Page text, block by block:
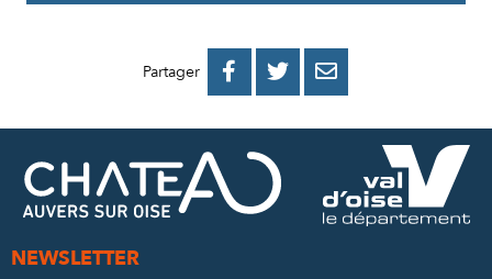
Partager 
PARTAGER
FACEBOOK
PARTAGER
PARTAGER
MAIL
NEWSLETTER